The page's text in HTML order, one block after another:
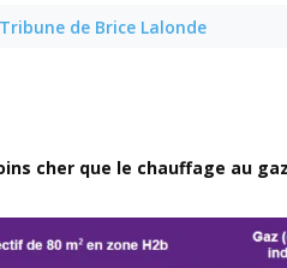
de Brice Lalonde
cher que le chauffage au